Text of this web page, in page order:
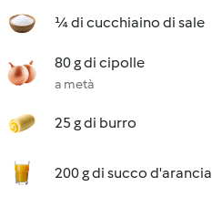
¼ di cucchiaino di sale
80 g di cipolle
a metà
25 g di burro
200 g di succo d'arancia